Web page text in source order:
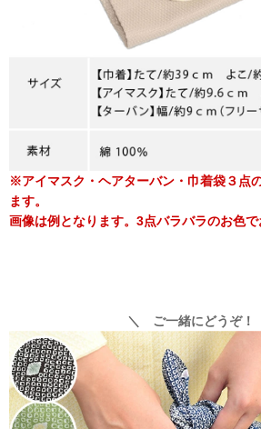
※アイマスク・ヘアターバン・巾着袋３点
ます。
画像は例となります。3点バラバラのお色で
＼ ご一緒にどうぞ